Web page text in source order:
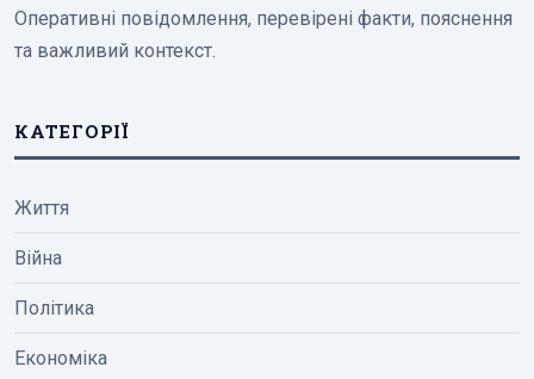
Оперативні повідомлення, перевірені факти, пояснення
та важливий контекст.
КАТЕГОРІЇ
Життя
Війна
Політика
Економіка